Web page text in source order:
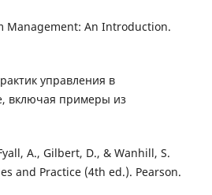
Management: An Introduction.
управления в
включая примеры из
A., Gilbert, D., & Wanhill, S.
and Practice (4th ed.). Pearson.